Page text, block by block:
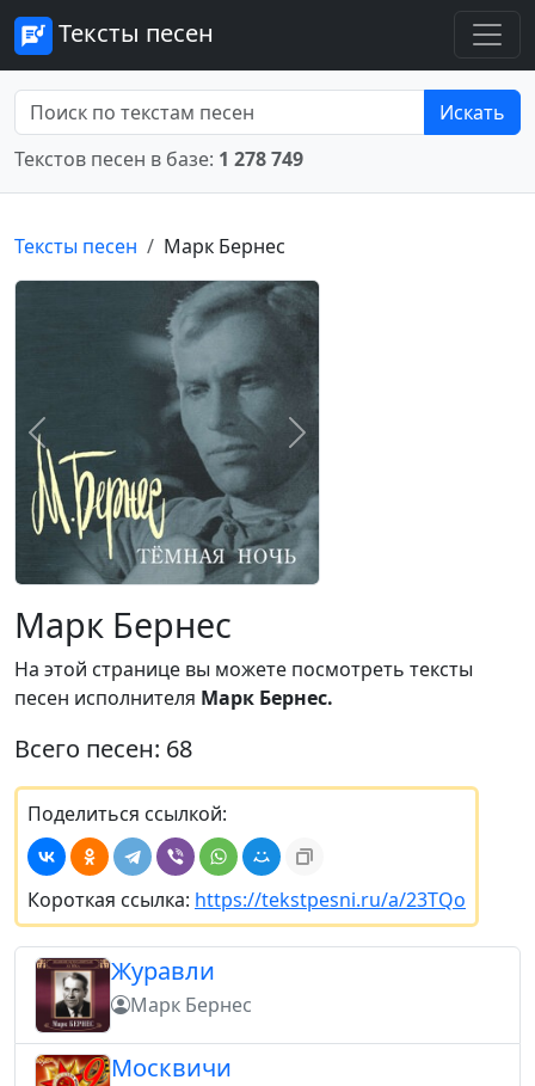
Тексты песен
Искать
Текстов песен в базе: 1 278 749
Тексты песен Марк Бернес
Предыдущее Следующее
Марк Бернес
На этой странице вы можете посмотреть тексты
песен исполнителя Марк Бернес.
Всего песен: 68
Поделиться ссылкой:
Короткая ссылка: https://tekstpesni.ru/a/23TQo
Журавли
Марк Бернес
Москвичи